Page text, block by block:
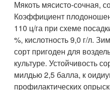
Мякоть мясисто-сочная,
Коэффициент
110 ц/га при схеме
%, кислотность 9,0 г/л.
сорт пригоден для
культуре. Устойчивость
милдью 2,5 балла, к
профилактических